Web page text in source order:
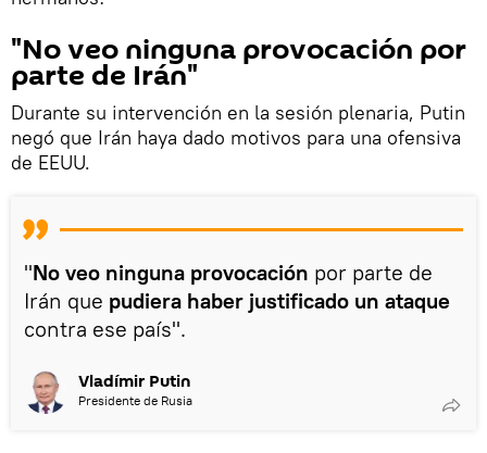
"No veo ninguna provocación por
parte de Irán"
Durante su intervención en la sesión plenaria, Putin
negó que Irán haya dado motivos para una ofensiva
de EEUU.
"No veo ninguna provocación por parte de
Irán que pudiera haber justificado un ataque
contra ese país".
Vladímir Putin
Presidente de Rusia